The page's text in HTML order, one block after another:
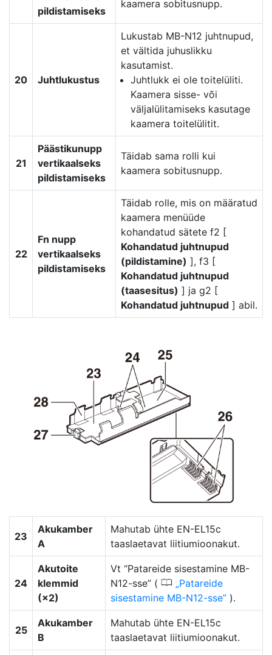
pildistamiseks
kaamera sobitusnupp.
20 Juhtlukustus
Lukustab MB-N12 juhtnupud,
et vältida juhuslikku
kasutamist.
Juhtlukk ei ole toitelüliti.
Kaamera sisse- või
väljalülitamiseks kasutage
kaamera toitelülitit.
21
Päästikunupp
vertikaalseks
pildistamiseks
Täidab sama rolli kui
kaamera sobitusnupp.
22
Fn nupp
vertikaalseks
pildistamiseks
Täidab rolle, mis on määratud
kaamera menüüde
kohandatud sätete f2 [
Kohandatud juhtnupud
(pildistamine) ], f3 [
Kohandatud juhtnupud
(taasesitus) ] ja g2 [
Kohandatud juhtnupud ] abil.
23
Akukamber
A
Mahutab ühte EN-EL15c
taaslaetavat liitiumioonakut.
24
Akutoite
klemmid
(×2)
Vt “Patareide sisestamine MB-
N12-sse” ( 0 Patareide
sisestamine MB-N12-sse ).
25
Akukamber
B
Mahutab ühte EN-EL15c
taaslaetavat liitiumioonakut.